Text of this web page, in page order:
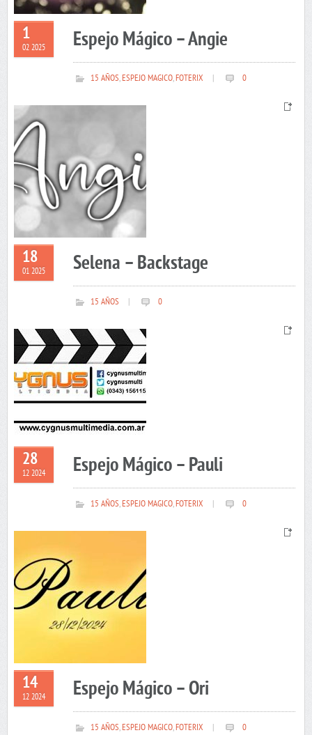
1
02 2025 Espejo Mágico – Angie
15 AÑOS,ESPEJO MAGICO,FOTERIX 0
18
01 2025 Selena – Backstage
15 AÑOS 0
28
12 2024 Espejo Mágico – Pauli
15 AÑOS,ESPEJO MAGICO,FOTERIX 0
14
12 2024 Espejo Mágico – Ori
15 AÑOS,ESPEJO MAGICO,FOTERIX 0